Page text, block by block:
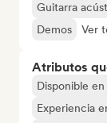
Guitarra
Demos
Ver
Atributos
Disponible
Experiencia